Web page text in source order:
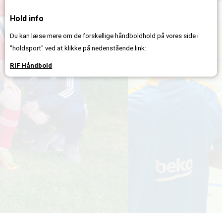
Hold info
Du kan læse mere om de forskellige håndboldhold på vores side i
"holdsport" ved at klikke på nedenstående link:
RIF Håndbold